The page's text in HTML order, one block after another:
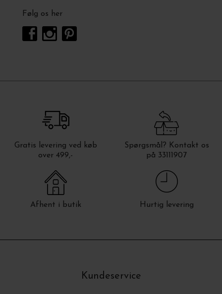
Følg os her
Gratis levering ved køb
over 499,-
Spørgsmål? Kontakt os
på 33111907
Afhent i butik Hurtig levering
Kundeservice